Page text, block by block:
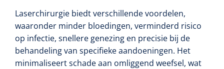
Laserchirurgie biedt verschillende voordelen,
waaronder minder bloedingen, verminderd risico
op infectie, snellere genezing en precisie bij de
behandeling van specifieke aandoeningen. Het
minimaliseert schade aan omliggend weefsel, wat